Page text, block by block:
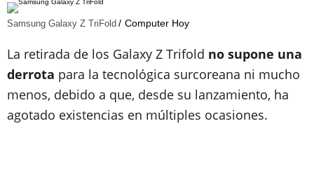
Samsung Galaxy Z TriFold Computer Hoy
La retirada de los Galaxy Z Trifold no supone una
derrota para la tecnológica surcoreana ni mucho
menos, debido a que, desde su lanzamiento, ha
agotado existencias en múltiples ocasiones.